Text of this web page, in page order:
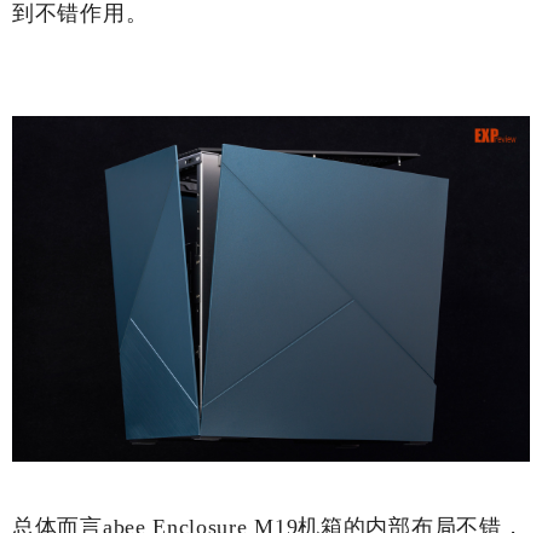
到不错作用。
总体而言abee Enclosure M19机箱的内部布局不错，